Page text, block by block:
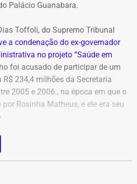
Palácio Guanabara.
Toffoli, do Supremo Tribunal
a condenação do ex-governador
no projeto “Saúde em
foi acusado de participar de um
234,4 milhões da Secretaria
2005 e 2006., na época em que o
Rosinha Matheus, e ele era seu
se definitiva.